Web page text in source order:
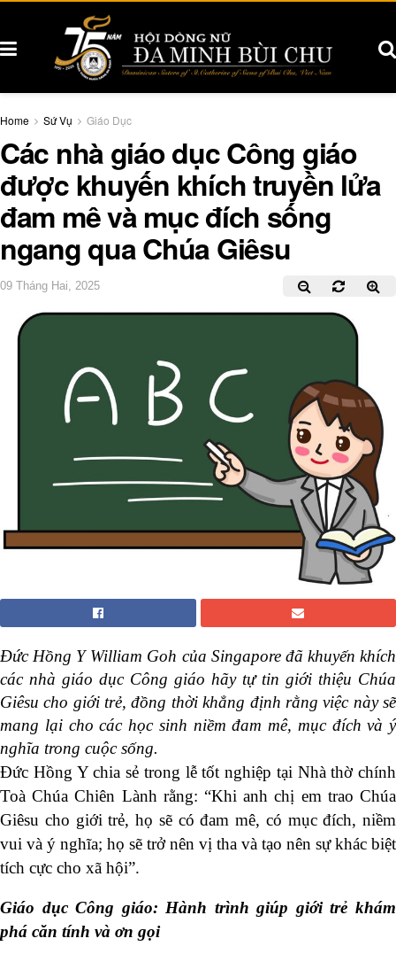
Home Sứ Vụ Giáo Dục
Các nhà giáo dục Công giáo
được khuyến khích truyền lửa
đam mê và mục đích sống
ngang qua Chúa Giêsu
09 Tháng Hai, 2025
Đức Hồng Y William Goh của Singapore đã khuyến khích
các nhà giáo dục Công giáo hãy tự tin giới thiệu Chúa
Giêsu cho giới trẻ, đồng thời khẳng định rằng việc này sẽ
mang lại cho các học sinh niềm đam mê, mục đích và ý
nghĩa trong cuộc sống.
Đức Hồng Y chia sẻ trong lễ tốt nghiệp tại Nhà thờ chính
Toà Chúa Chiên Lành rằng: “Khi anh chị em trao Chúa
Giêsu cho giới trẻ, họ sẽ có đam mê, có mục đích, niềm
vui và ý nghĩa; họ sẽ trở nên vị tha và tạo nên sự khác biệt
tích cực cho xã hội”.
Giáo dục Công giáo: Hành trình giúp giới trẻ khám
phá căn tính và ơn gọi